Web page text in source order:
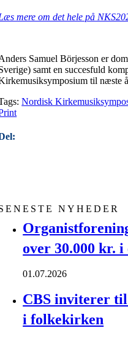
mere om det hele på
Samuel Börjesson er
samt en succesfuld
til næste
Nordisk
NYHEDER
over 30.000 kr.
01.07.2026
CBS inviterer til
i folkekirken